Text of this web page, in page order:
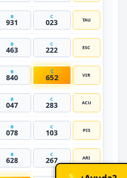
B
931
C
023 TAU
B
463
C
222 ESC
B
840
C
652 VIR
B
047
C
283 ACU
B
078
C
103 PIS
B
628
C
267 ARI